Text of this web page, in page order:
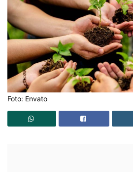
Foto: Envato